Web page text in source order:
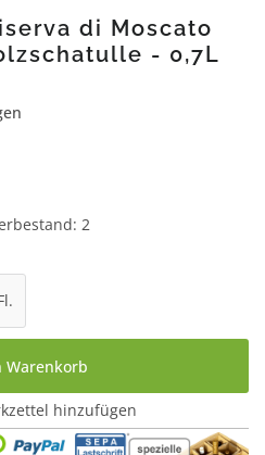
di Moscato
- 0,7L
von 4.6 von 5 Sternen
2
den gewünschten
Warenkorb
hinzufügen